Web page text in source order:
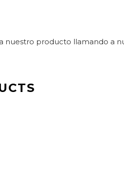
nuestro producto llamando a